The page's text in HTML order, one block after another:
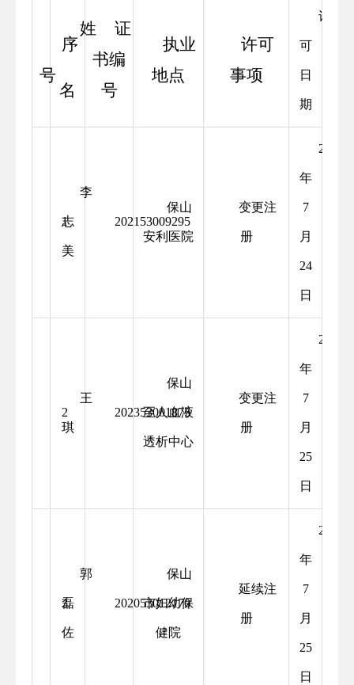
序
号
姓
名
证
书编
号
执业
地点
许可
事项
许
可
日
期
1
李
志
美
202153009295
保山
安利医院
变更注
册
2025
年
7
月
24
日
2
王
琪
202353001875
保山
至人血液
透析中心
变更注
册
2025
年
7
月
25
日
3
郭
磊
佐
202053012170
保山
市妇幼保
健院
延续注
册
2025
年
7
月
25
日